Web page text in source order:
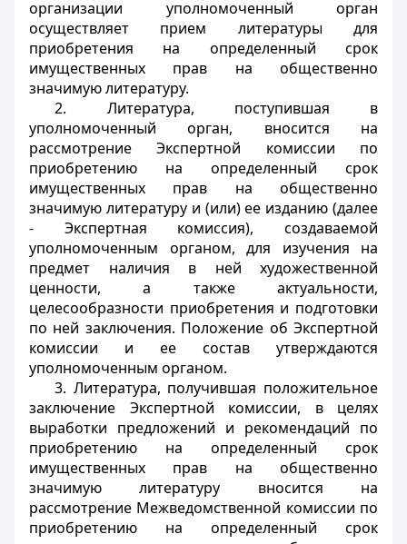
организации уполномоченный орган
осуществляет прием литературы для
приобретения на определенный срок
имущественных прав на общественно
значимую литературу.
2. Литература, поступившая в
уполномоченный орган, вносится на
рассмотрение Экспертной комиссии по
приобретению на определенный срок
имущественных прав на общественно
значимую литературу и (или) ее изданию (далее
- Экспертная комиссия), создаваемой
уполномоченным органом, для изучения на
предмет наличия в ней художественной
ценности, а также актуальности,
целесообразности приобретения и подготовки
по ней заключения. Положение об Экспертной
комиссии и ее состав утверждаются
уполномоченным органом.
3. Литература, получившая положительное
заключение Экспертной комиссии, в целях
выработки предложений и рекомендаций по
приобретению на определенный срок
имущественных прав на общественно
значимую литературу вносится на
рассмотрение Межведомственной комиссии по
приобретению на определенный срок